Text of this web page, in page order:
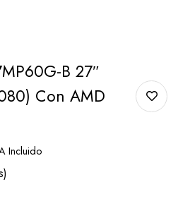
B 27″
Con AMD
Incluido